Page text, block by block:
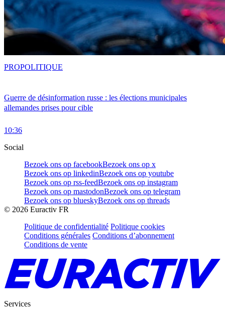
Guerre de désinformation russe : les élections municipales
allemandes prises pour cible
10:36
PROPOLITIQUE
Social
Bezoek ons op facebookBezoek ons op x
Bezoek ons op linkedinBezoek ons op youtube
Bezoek ons op rss-feedBezoek ons op instagram
Bezoek ons op mastodonBezoek ons op telegram
Bezoek ons op blueskyBezoek ons op threads
© 2026 Euractiv FR
Politique de confidentialité Politique cookies
Conditions générales Conditions d’abonnement
Conditions de vente
Services